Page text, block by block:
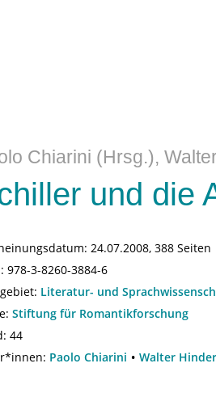
Chiarini (Hrsg.),
und die
24.07.2008, 388 Seiten
978-3-8260-3884-6
Literatur- und
Stiftung für Romantikforschung
44
Paolo Chiarini Walter